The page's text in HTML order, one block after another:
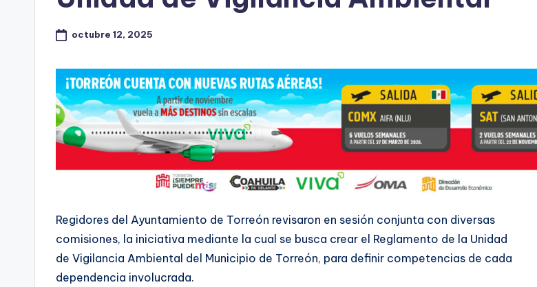
octubre 12, 2025
Regidores del Ayuntamiento de Torreón revisaron en sesión conjunta con diversas
comisiones, la iniciativa mediante la cual se busca crear el Reglamento de la Unidad
de Vigilancia Ambiental del Municipio de Torreón, para definir competencias de cada
dependencia involucrada.